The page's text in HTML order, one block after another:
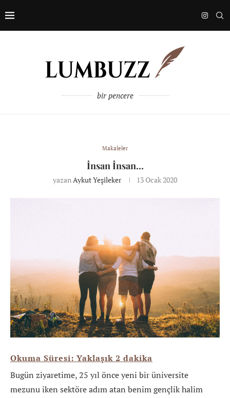
bir pencere
Makaleler
İnsan İnsan…
yazanAykut Yeşileker 13 Ocak 2020
Okuma Süresi: Yaklaşık 2 dakika
Bugün ziyaretime, 25 yıl önce yeni bir üniversite
mezunu iken sektöre adım atan benim gençlik halim